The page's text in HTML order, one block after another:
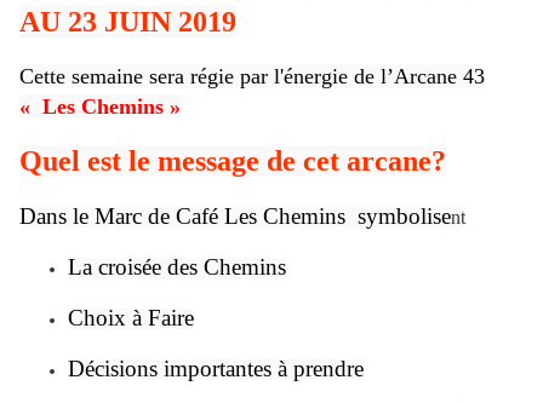
AU 23 JUIN 2019
Cette semaine sera régie par l'énergie de l’Arcane 43
« Les Chemins »
Quel est le message de cet arcane?
Dans le Marc de Café Les Chemins symbolisent
La croisée des Chemins
Choix à Faire
Décisions importantes à prendre